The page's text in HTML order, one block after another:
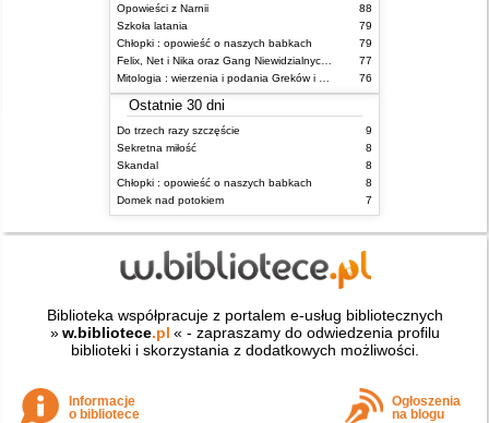
Opowieści z Narnii
88
Szkoła latania
79
Chłopki : opowieść o naszych babkach
79
77
76
Ostatnie 30 dni
Do trzech razy szczęście
9
Sekretna miłość
8
Skandal
8
Chłopki : opowieść o naszych babkach
8
Domek nad potokiem
7
Biblioteka współpracuje z portalem e-usług bibliotecznych
» w.bibliotece.pl « - zapraszamy do odwiedzenia profilu
biblioteki i skorzystania z dodatkowych możliwości.
Informacje
o bibliotece
Ogłoszenia
na blogu